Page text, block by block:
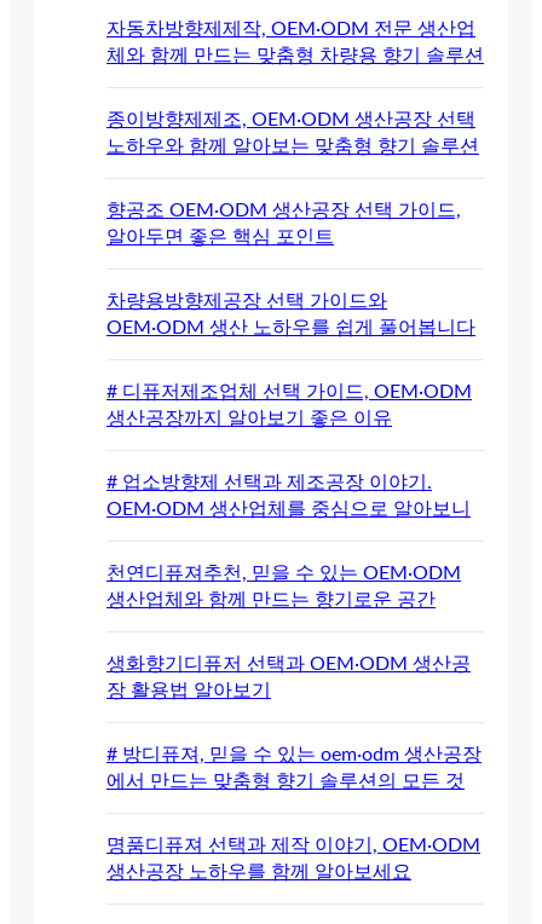
자동차방향제제작, OEM·ODM 전문 생산업
체와 함께 만드는 맞춤형 차량용 향기 솔루션
종이방향제제조, OEM·ODM 생산공장 선택
노하우와 함께 알아보는 맞춤형 향기 솔루션
향공조 OEM·ODM 생산공장 선택 가이드,
알아두면 좋은 핵심 포인트
차량용방향제공장 선택 가이드와
OEM·ODM 생산 노하우를 쉽게 풀어봅니다
# 디퓨저제조업체 선택 가이드, OEM·ODM
생산공장까지 알아보기 좋은 이유
# 업소방향제 선택과 제조공장 이야기.
OEM·ODM 생산업체를 중심으로 알아보니
천연디퓨져추천, 믿을 수 있는 OEM·ODM
생산업체와 함께 만드는 향기로운 공간
생화향기디퓨저 선택과 OEM·ODM 생산공
장 활용법 알아보기
# 방디퓨져, 믿을 수 있는 oem·odm 생산공장
에서 만드는 맞춤형 향기 솔루션의 모든 것
명품디퓨져 선택과 제작 이야기, OEM·ODM
생산공장 노하우를 함께 알아보세요